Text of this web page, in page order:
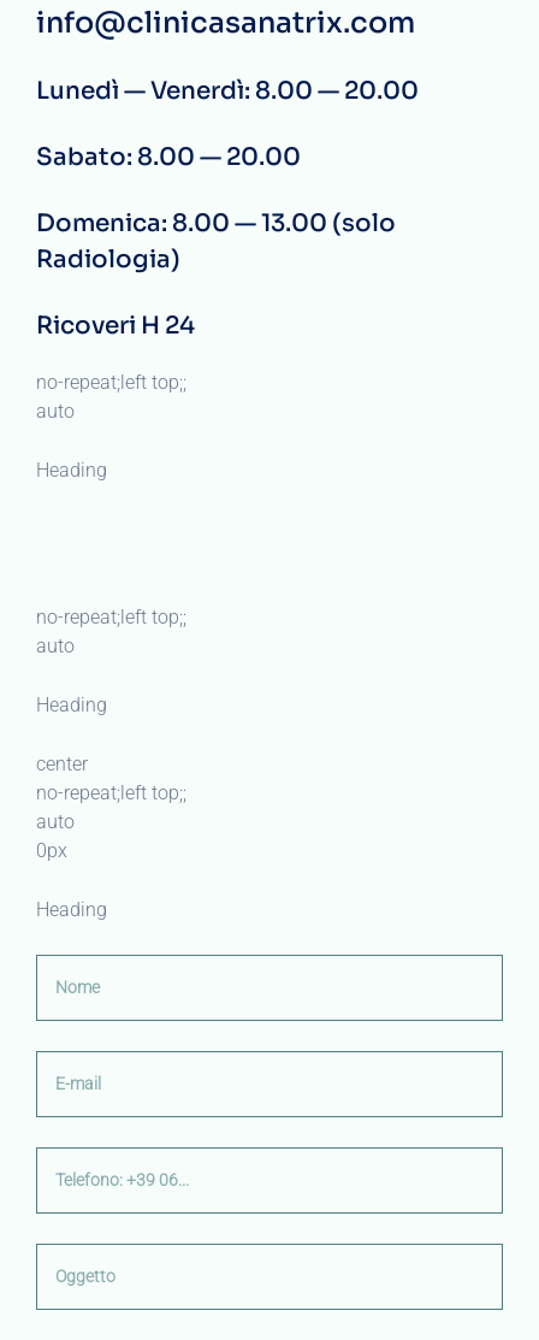
info@clinicasanatrix.com
Lunedì — Venerdì: 8.00 — 20.00
Sabato: 8.00 — 20.00
Domenica: 8.00 — 13.00 (solo
Radiologia)
Ricoveri H 24
no-repeat;left top;;
auto
Heading
no-repeat;left top;;
auto
Heading
center
no-repeat;left top;;
auto
0px
Heading